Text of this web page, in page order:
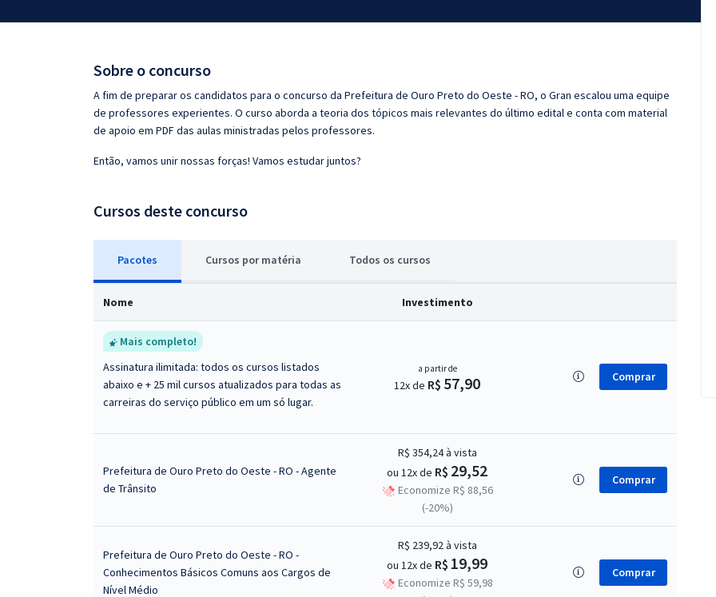
Questões grátis
Sobre o concurso
A fim de preparar os candidatos para o concurso da Prefeitura de Ouro Preto do Oeste - RO, o Gran escalou uma equipe
de professores experientes. O curso aborda a teoria dos tópicos mais relevantes do último edital e conta com material
de apoio em PDF das aulas ministradas pelos professores.
Então, vamos unir nossas forças! Vamos estudar juntos?
Cursos deste concurso
Pacotes Cursos por matéria Todos os cursos
Nome Investimento
Mais completo!
Assinatura ilimitada: todos os cursos listados
abaixo e + 25 mil cursos atualizados para todas as
carreiras do serviço público em um só lugar.
a partir de
12x de R$ 57,90 Comprar
Prefeitura de Ouro Preto do Oeste - RO - Agente
de Trânsito
R$ 354,24à vista
ou 12x de R$ 29,52
Economize R$ 88,56
(-20%)
Comprar
Prefeitura de Ouro Preto do Oeste - RO -
Conhecimentos Básicos Comuns aos Cargos de
Nível Médio
R$ 239,92à vista
ou 12x de R$ 19,99
Economize R$ 59,98
Comprar